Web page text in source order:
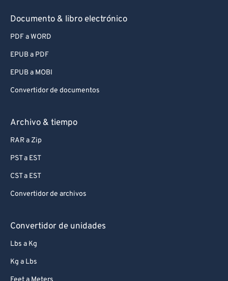
Documento & libro electrónico
PDF a WORD
EPUB a PDF
EPUB a MOBI
Convertidor de documentos
Archivo & tiempo
RAR a Zip
PST a EST
CST a EST
Convertidor de archivos
Convertidor de unidades
Lbs a Kg
Kg a Lbs